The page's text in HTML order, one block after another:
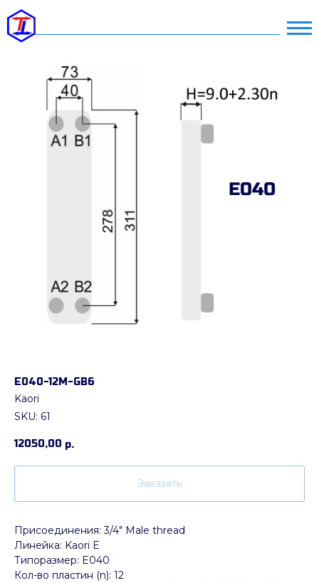
E040-12M-GB6
Kaori
SKU: 61
12050,00 р.
Заказать
Присоединения: 3/4" Male thread
Линейка: Kaori E
Типоразмер: E040
Кол-во пластин (n): 12